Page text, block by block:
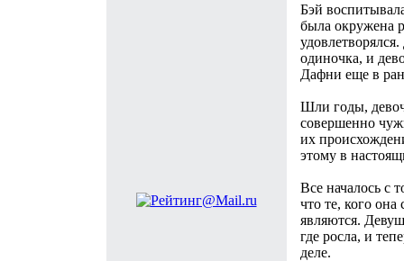
Бэй
была окружена
одиночка, и
Дафни еще в
Шли годы,
совершенно
их
этому в
Все началось с
что те, кого
являются.
где росла, и
деле.